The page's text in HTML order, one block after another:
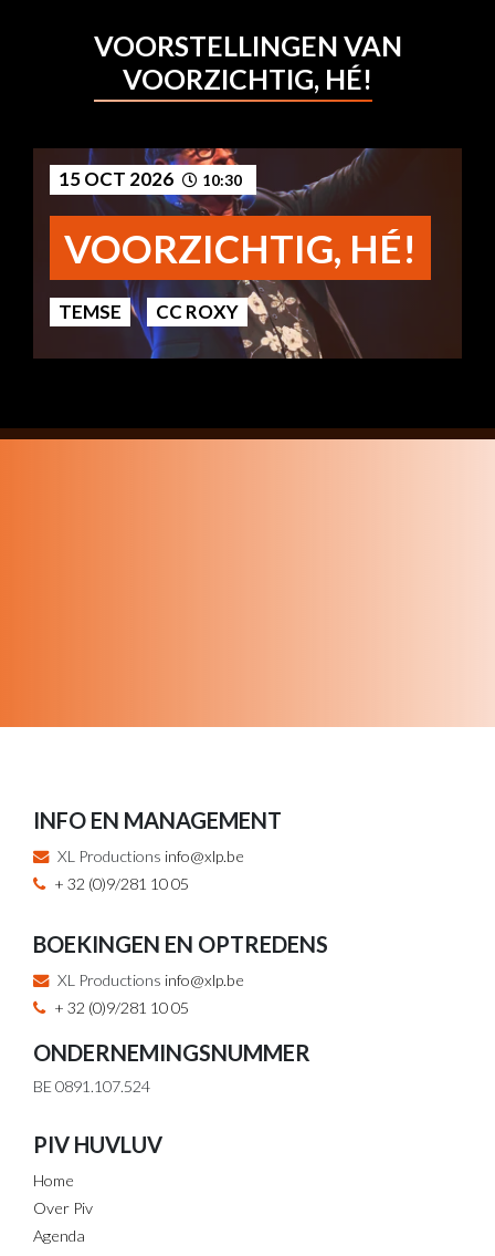
VOORSTELLINGEN VAN
VOORZICHTIG, HÉ!
15 OCT 2026 10:30
VOORZICHTIG, HÉ!
TEMSE CC ROXY
INFO EN MANAGEMENT
XL Productions info@xlp.be
+ 32 (0)9/281 10 05
BOEKINGEN EN OPTREDENS
XL Productions info@xlp.be
+ 32 (0)9/281 10 05
ONDERNEMINGSNUMMER
BE 0891.107.524
PIV HUVLUV
Home
Over Piv
Agenda